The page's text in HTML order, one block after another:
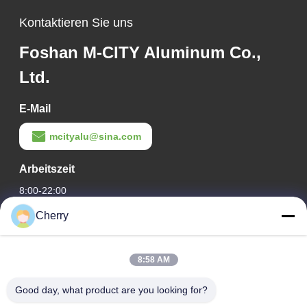
Kontaktieren Sie uns
Foshan M-CITY Aluminum Co.,
Ltd.
E-Mail
mcityalu@sina.com
Arbeitszeit
8:00-22:00
Unsere Adresse
Hegui Industriepark, Lishui, Nanhai Foshan Guangdong PR
Cherry
8:58 AM
Good day, what product are you looking for?